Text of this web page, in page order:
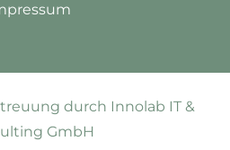
durch Innolab IT &
GmbH